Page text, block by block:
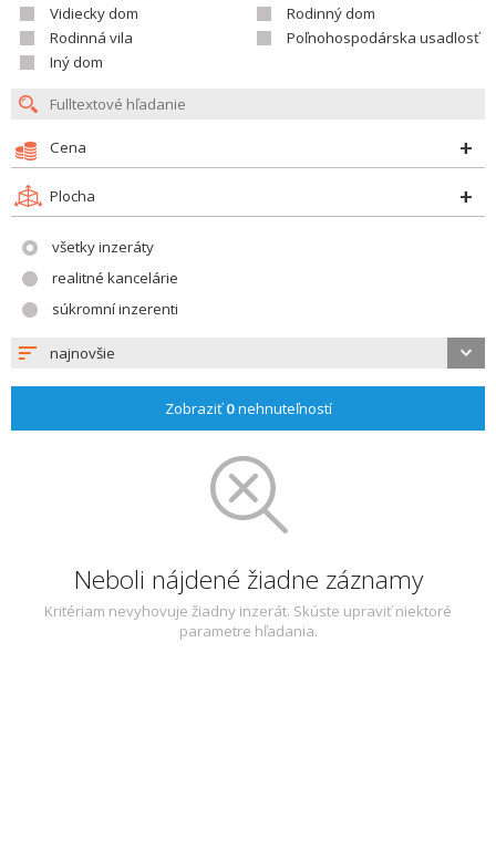
Vidiecky dom
Rodinný dom
Rodinná vila
Poľnohospodárska usadlosť
Iný dom
Cena
Plocha
všetky inzeráty
realitné kancelárie
súkromní inzerenti
najnovšie
Zobraziť0nehnuteľností
Neboli nájdené žiadne záznamy
Kritériam nevyhovuje žiadny inzerát. Skúste upraviť niektoré
parametre hľadania.